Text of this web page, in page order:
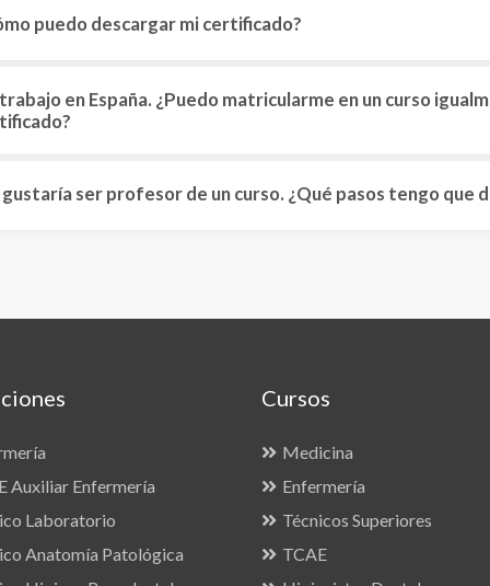
puedo descargar mi certificado?
en España. ¿Puedo matricularme en un curso
ser profesor de un curso. ¿Qué pasos tengo que
Auxiliar Enfermería
Laboratorio
Anatomía Patológica
Cursos
Medicina
Enfermería
Técnicos Superiores
TCAE